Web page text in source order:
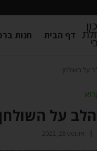
דף הבית חנות
על השולחן
על
אוגוסט 28, 2022